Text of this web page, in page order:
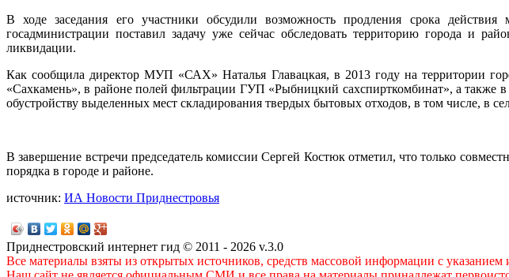
В ходе заседания его участники обсудили возможность продления срока
госадминистрации поставил задачу уже сейчас обследовать территорию города и
ликвидации.
Как сообщила директор МУП «САХ» Наталья Главацкая, в 2013 году на территории
«Сахкамень», в районе полей фильтрации ГУП «Рыбницкий сахспирткомбинат», а
обустройству выделенных мест складирования твердых бытовых отходов, в том числе, в
В завершение встречи председатель комиссии Сергей Костюк отметил, что только
порядка в городе и районе.
источник: ИА Новости Приднестровья
Приднестровский интернет гид © 2011 - 2026 v.3.0
Все материалы взяты из открытых источников, средств массовой информации с указанием